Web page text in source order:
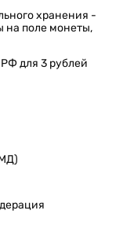
хранения -
на поле монеты,
для 3 рублей